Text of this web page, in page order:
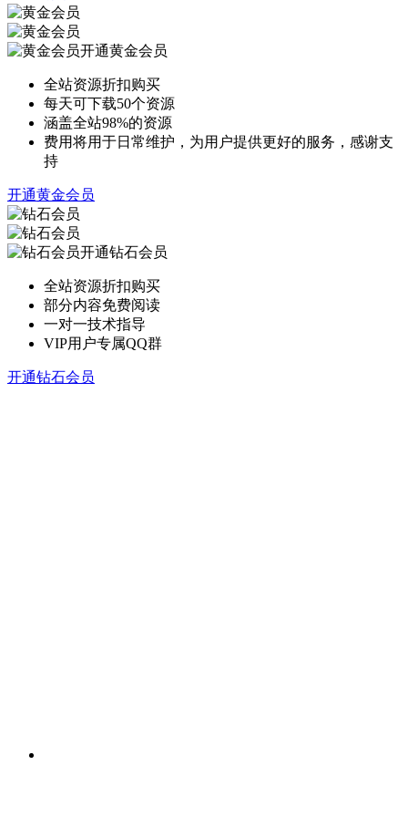
开通黄金会员
全站资源折扣购买
每天可下载50个资源
涵盖全站98%的资源
费用将用于日常维护，为用户提供更好的服务，感谢支
持
开通黄金会员
开通钻石会员
全站资源折扣购买
部分内容免费阅读
一对一技术指导
VIP用户专属QQ群
开通钻石会员